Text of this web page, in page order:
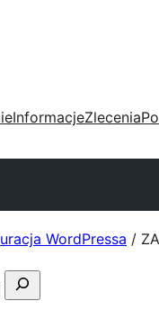
InformacjeZlecenia
WordPressa /
Przeszukaj